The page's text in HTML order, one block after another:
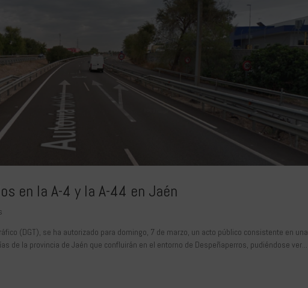
en la A-4 y la A-44 en Jaén
(DGT), se ha autorizado para domingo, 7 de marzo, un acto público consistente en una
de la provincia de Jaén que confluirán en el entorno de Despeñaperros, pudiéndose ver...